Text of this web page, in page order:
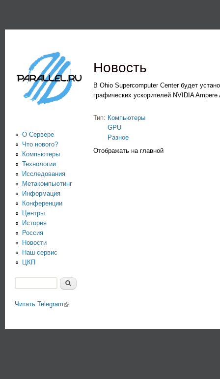
Информационно-
аналитический
центр по
параллельным
вычислениям
Новость
В Ohio Supercomputer Center будет
графических ускорителей NVIDIA
Тип: Компьютеры
GPU
Разное
Отображать на главной
О Сервере
Что нового?
Компьютеры
Технологии
Исследования
Метакомпьютинг
Информация
Конференции
Центры
История
Россия
Новости
Наш сервис
ЦКП
Читать Telegram (link is external)